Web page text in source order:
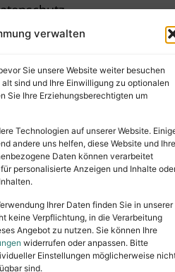
verwalten
Sie unsere Website weiter besuchen
sind und Ihre Einwilligung zu optionalen
Sie Ihre Erziehungsberechtigten um
Technologien auf unserer Website.
andere uns helfen, diese Website und Ihre
Daten können verarbeitet
personalisierte Anzeigen und Inhalte
Ihrer Daten finden Sie in unserer
keine Verpflichtung, in die Verarbeitung
Angebot zu nutzen. Sie können Ihre
widerrufen oder anpassen. Bitte
Einstellungen möglicherweise
sind.
Satzung
All rights reserved.
neuwied.de
56567 Neuwied